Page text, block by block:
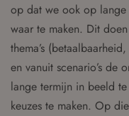
op dat we ook op lange
waar te maken. Dit
thema’s
en vanuit scenario’s de
lange termijn in beeld
keuzes te maken. Op